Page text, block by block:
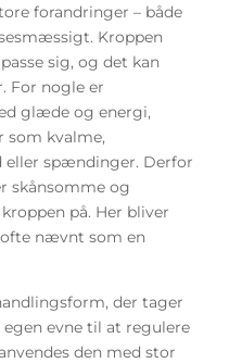
forandringer – både
Kroppen
sig, og det kan
For nogle er
glæde og energi,
som kvalme,
spændinger. Derfor
skånsomme og
på. Her bliver
nævnt som en
der tager
evne til at regulere
den med stor